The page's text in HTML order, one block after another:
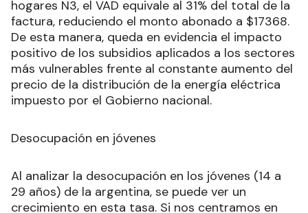
hogares N3, el VAD equivale al 31% del total de la
factura, reduciendo el monto abonado a $17368.
De esta manera, queda en evidencia el impacto
positivo de los subsidios aplicados a los sectores
más vulnerables frente al constante aumento del
precio de la distribución de la energía eléctrica
impuesto por el Gobierno nacional.
Desocupación en jóvenes
Al analizar la desocupación en los jóvenes (14 a
29 años) de la argentina, se puede ver un
crecimiento en esta tasa. Si nos centramos en